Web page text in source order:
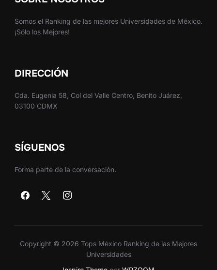
Somos el Ranking de las mejores Universidades de México.
¡Sólo los Mejores!
DIRECCIÓN
Cda. Eugenia 58, Col del Valle Centro, Benito Juárez,
03100 CDMX
SÍGUENOS
Forma parte de la conversación.
Copyright © 2026 Tops México Ranking de las Mejores
Universidades